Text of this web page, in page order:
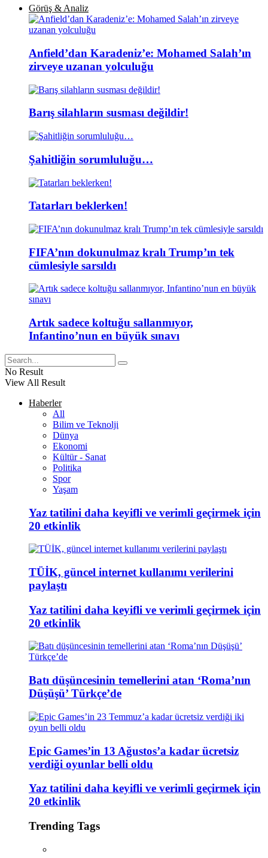
Görüş & Analiz
Anfield’dan Karadeniz’e: Mohamed Salah’ın
zirveye uzanan yolculuğu
Barış silahların susması değildir!
Şahitliğin sorumluluğu…
Tatarları beklerken!
FIFA’nın dokunulmaz kralı Trump’ın tek
cümlesiyle sarsıldı
Artık sadece koltuğu sallanmıyor,
Infantino’nun en büyük sınavı
No Result
View All Result
Haberler
All
Bilim ve Teknolji
Dünya
Ekonomi
Kültür - Sanat
Politika
Spor
Yaşam
Yaz tatilini daha keyifli ve verimli geçirmek için
20 etkinlik
TÜİK, güncel internet kullanımı verilerini
paylaştı
Yaz tatilini daha keyifli ve verimli geçirmek için
20 etkinlik
Batı düşüncesinin temellerini atan ‘Roma’nın
Düşüşü’ Türkçe’de
Epic Games’in 13 Ağustos’a kadar ücretsiz
verdiği oyunlar belli oldu
Yaz tatilini daha keyifli ve verimli geçirmek için
20 etkinlik
Trending Tags